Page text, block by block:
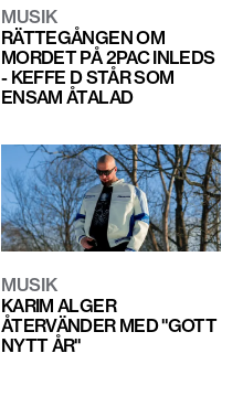
MUSIK
RÄTTEGÅNGEN OM
MORDET PÅ 2PAC INLEDS
- KEFFE D STÅR SOM
ENSAM ÅTALAD
MUSIK
KARIM ALGER
ÅTERVÄNDER MED "GOTT
NYTT ÅR"